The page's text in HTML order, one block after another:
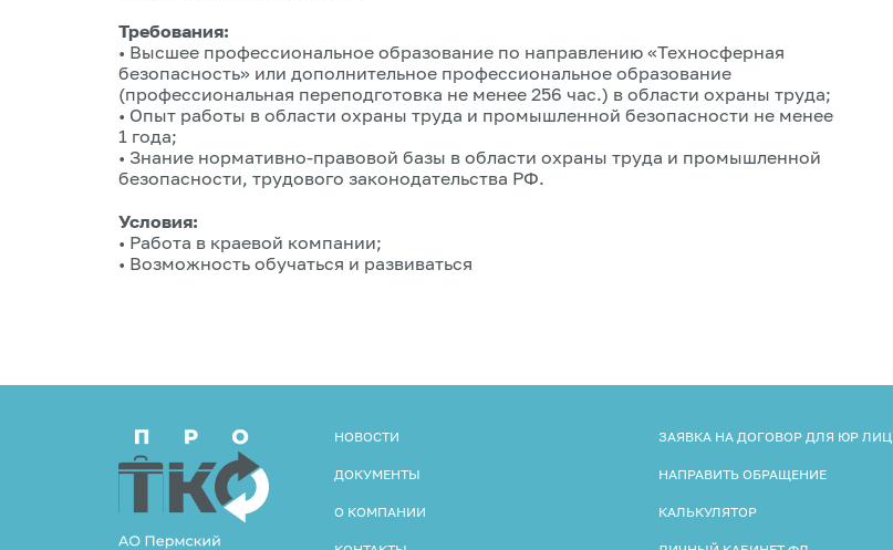
Требования:
• Высшее профессиональное образование по направлению «Техносферная
безопасность» или дополнительное профессиональное образование
(профессиональная переподготовка не менее 256 час.) в области охраны труда;
• Опыт работы в области охраны труда и промышленной безопасности не менее
1 года;
• Знание нормативно-правовой базы в области охраны труда и промышленной
безопасности, трудового законодательства РФ.
Условия:
• Работа в краевой компании;
• Возможность обучаться и развиваться
НОВОСТИ
ДОКУМЕНТЫ
О КОМПАНИИ
ЗАЯВКА НА ДОГОВОР ДЛЯ ЮР ЛИЦ
НАПРАВИТЬ ОБРАЩЕНИЕ
КАЛЬКУЛЯТОР